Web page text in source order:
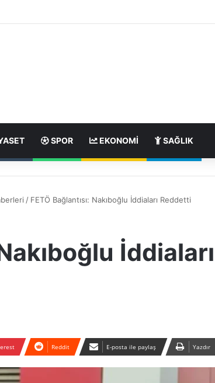
SPOR EKONOMI SAĞLIK
/ FETÖ Bağlantısı: Nakıboğlu İddiaları Reddetti
İddiaları
Reddit E-posta ile paylaş Yazdır